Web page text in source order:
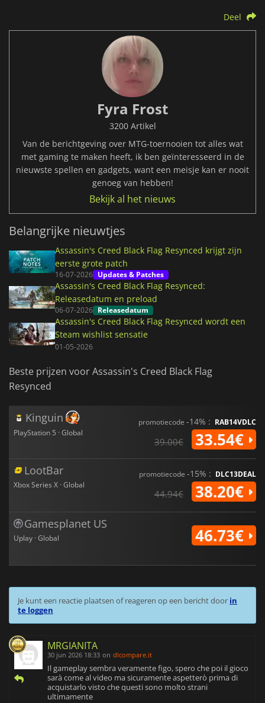
Deel
Fyra Frost
3200 Artikel
Van de berichtgeving over MTG-toernooien tot alles wat
met gaming te maken heeft, ik ben geïnteresseerd in de
nieuwste spellen en gadgets, want een meisje kan er nooit
genoeg van hebben!
Bekijk al het nieuws
Belangrijke nieuwtjes
Assassin's Creed Black Flag Resynced krijgt zijn
eerste grote patch
16-07-2026 Updates & Patches
Assassin's Creed Black Flag Resynced:
Releasedatum en preload
06-07-2026 Releasedatum
Assassin's Creed Black Flag Resynced wordt een
Steam wishlist sensatie
01-05-2026
Beste prijzen voor Assassin's Creed Black Flag
Resynced
Kinguin
PlayStation 5 · Global
promotiecode -14% : RAB14VDLC
39.00€ 33.54€
LootBar
Xbox Series X · Global
promotiecode -15% : DLC13DEAL
44.94€ 38.20€
Gamesplanet US
Uplay · Global 46.73€
Je kunt een reactie plaatsen of reageren op een bericht door in
te loggen
MRGIANITA
30 jun 2026 18:33 on dlcompare.it
Il gameplay sembra veramente figo, spero che poi il gioco
sarà come al video ma sicuramente aspetterò prima di
acquistarlo visto che questi sono molto strani
ultimamente